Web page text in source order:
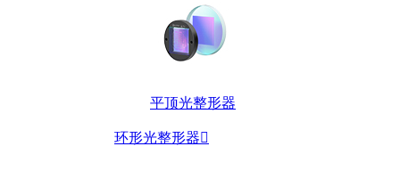
平顶光整形器
环形光整形器